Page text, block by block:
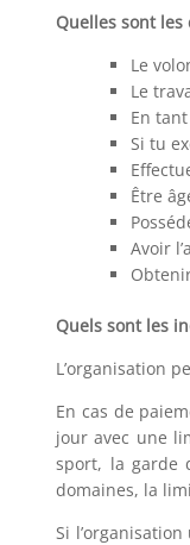
Quelles sont
Le
Le
En
Si tu
Être
Avoir
Quels sont les
L’organisation
En cas de
jour avec une
sport, la garde
domaines, la
Si